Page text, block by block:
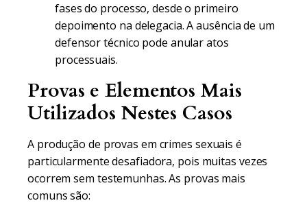
fases do processo, desde o primeiro
depoimento na delegacia. A ausência de um
defensor técnico pode anular atos
processuais.
Provas e Elementos Mais
Utilizados Nestes Casos
A produção de provas em crimes sexuais é
particularmente desafiadora, pois muitas vezes
ocorrem sem testemunhas. As provas mais
comuns são: